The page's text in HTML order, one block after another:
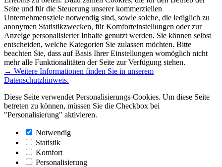
Seite und für die Steuerung unserer kommerziellen
Unternehmensziele notwendig sind, sowie solche, die lediglich zu
anonymen Statistikzwecken, für Komforteinstellungen oder zur
Anzeige personalisierter Inhalte genutzt werden. Sie können selbst
entscheiden, welche Kategorien Sie zulassen möchten. Bitte
beachten Sie, dass auf Basis Ihrer Einstellungen womöglich nicht
mehr alle Funktionalitäten der Seite zur Verfügung stehen.
→ Weitere Informationen finden Sie in unserem
Datenschutzhinweis.
Diese Seite verwendet Personalisierungs-Cookies. Um diese Seite
betreten zu können, müssen Sie die Checkbox bei
"Personalisierung" aktivieren.
Notwendig
Statistik
Komfort
Personalisierung